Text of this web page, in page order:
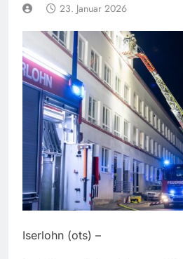
23. Januar 2026
Iserlohn (ots) –